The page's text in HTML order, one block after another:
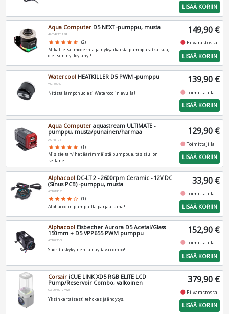
LISÄÄ KORIIN
Aqua Computer D5 NEXT -pumppu, musta
4260473311881
star star star star star_half (2)
Mikäli etsit modernia ja nykyaikaista pumppuratkaisua,
olet sen nyt löytänyt!
149,90 €
fiber_manual_record Ei varastossa
LISÄÄ KORIIN
Watercool HEATKILLER D5 PWM -pumppu
WC-30060
Nitistä lämpöhuolesi Watercoolin avulla!
139,90 €
fiber_manual_recordToimittajilla
LISÄÄ KORIIN
Aqua Computer aquastream ULTIMATE -
pumppu, musta/punainen/harmaa
AC-41108
star star star star star (1)
Mis sie tarvihet äärimmäistä pumppua, täs siul on
sellane!
129,90 €
fiber_manual_recordToimittajilla
LISÄÄ KORIIN
Alphacool DC-LT 2 - 2600rpm Ceramic - 12V DC
(Sinus PCB) -pumppu, musta
AT1019580
star star star star star_border (1)
Alphacoolin pumpuilla pärjäät aina!
33,90 €
fiber_manual_recordToimittajilla
LISÄÄ KORIIN
Alphacool Eisbecher Aurora D5 Acetal/Glass
150mm + D5 VPP655 PWM pumppu
AT1023567
Suorituskykyinen ja näyttävä combo!
152,90 €
fiber_manual_recordToimittajilla
LISÄÄ KORIIN
Corsair iCUE LINK XD5 RGB ELITE LCD
Pump/Reservoir Combo, valkoinen
CX-9040012-WW
Yksinkertaisesti tehokas jäähdytys!
379,90 €
fiber_manual_record Ei varastossa
LISÄÄ KORIIN